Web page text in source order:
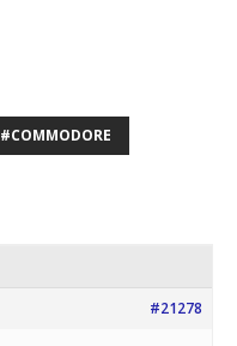
#COMMODORE
#21278